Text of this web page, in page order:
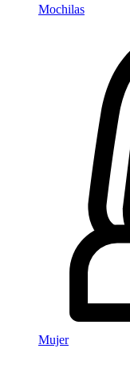
Mochilas
Mujer